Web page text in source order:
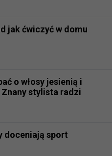
jak ćwiczyć w domu
o włosy jesienią i
Znany stylista radzi
doceniają sport